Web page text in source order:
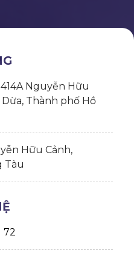
Nguyễn Hữu
Thành phố Hồ
Hữu Cảnh,
Tàu
72